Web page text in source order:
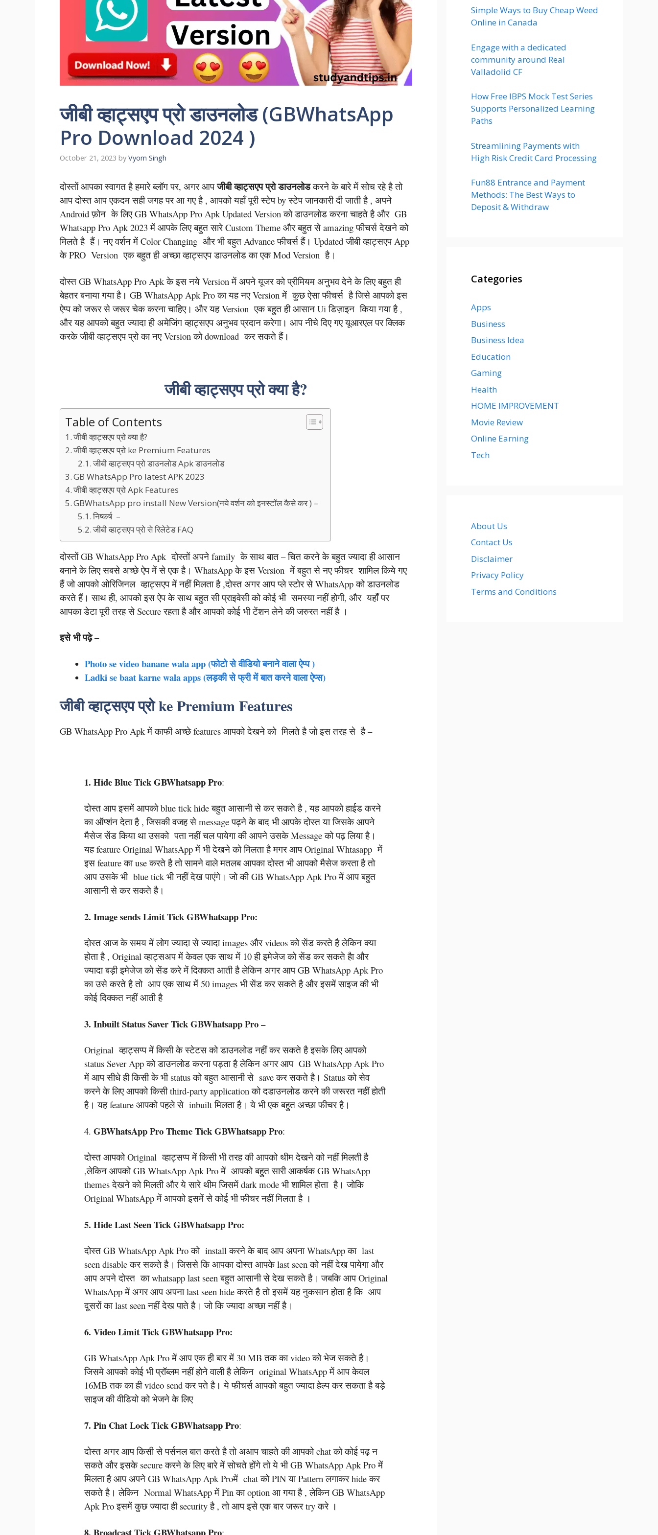
जीबी व्हाट्सएप प्रो डाउनलोड (GBWhatsApp
Pro Download 2024 )
October 21, 2023 by Vyom Singh
दोस्तों आपका स्वागत है हमारे ब्लॉग पर, अगर आपजीबी व्हाट्सएप प्रो डाउनलोडकरने के बारे में सोच रहे है तो
आप दोस्त आप एकदम सही जगह पर आ गए है , आपको यहाँ पूरी स्टेप by स्टेप जानकारी दी जाती है , अपने
Android फ़ोन के लिए GB WhatsApp Pro Apk Updated Version को डाउनलोड करना चाहते है और GB
Whatsapp Pro Apk 2023 में आपके लिए बहुत सारे Custom Theme और बहुत से amazing फीचर्स देखने को
मिलते है हैं। नए वर्शन में Color Changing और भी बहुत Advance फीचर्स हैं। Updated जीबी व्हाट्सएप App
के PRO Version एक बहुत ही अच्छा व्हाट्सएप डाउनलोड का एक Mod Version है।
दोस्त GB WhatsApp Pro Apk के इस नये Version में अपने यूजर को प्रीमियम अनुभव देने के लिए बहुत ही
बेहतर बनाया गया है। GB WhatsApp Apk Pro का यह नए Version में कुछ ऐसा फीचर्स है जिसे आपको इस
ऐप्प को जरूर से जरूर चेक करना चाहिए। और यह Version एक बहुत ही आसान Ui डिज़ाइन किया गया है ,
और यह आपको बहुत ज्यादा ही अमेजिंग व्हाट्सएप अनुभव प्रदान करेगा। आप नीचे दिए गए यूआरएल पर क्लिक
करके जीबी व्हाट्सएप प्रो का नए Version को download कर सकते हैं।
जीबी व्हाट्सएप प्रो क्या है?
Table of Contents
जीबी व्हाट्सएप प्रो क्या है?
जीबी व्हाट्सएप प्रो ke Premium Features
जीबी व्हाट्सएप प्रो डाउनलोड Apk डाउनलोड
GB WhatsApp Pro latest APK 2023
जीबी व्हाट्सएप प्रो Apk Features
GBWhatsApp pro install New Version(नये वर्शन को इनस्टॉल कैसे कर ) –
निष्कर्ष –
जीबी व्हाट्सएप प्रो से रिलेटेड FAQ
दोस्तों GB WhatsApp Pro Apk दोस्तों अपने family के साथ बात – चित करने के बहुत ज्यादा ही आसान
बनाने के लिए सबसे अच्छे ऐप में से एक है। WhatsApp के इस Version में बहुत से नए फीचर शामिल किये गए
हैं जो आपको ओरिजिनल व्हाट्सएप में नहीं मिलता है ,दोस्त अगर आप प्ले स्टोर से WhatsApp को डाउनलोड
करते हैं। साथ ही, आपको इस ऐप के साथ बहुत सी प्राइवेसी को कोई भी समस्या नहीं होगी, और यहाँ पर
आपका डेटा पूरी तरह से Secure रहता है और आपको कोई भी टेंशन लेने की जरुरत नहीं है ।
इसे भी पढ़े –
Photo se video banane wala app (फोटो से वीडियो बनाने वाला ऐप्प )
Ladki se baat karne wala apps (लड़की से फ्री में बात करने वाला ऐप्स)
जीबी व्हाट्सएप प्रो ke Premium Features
GB WhatsApp Pro Apk में काफी अच्छे features आपको देखने को मिलते है जो इस तरह से है –
1. Hide Blue Tick GBWhatsapp Pro:
दोस्त आप इसमें आपको blue tick hide बहुत आसानी से कर सकते है , यह आपको हाईड करने
का ऑप्शंन देता है , जिसकी वजह से message पढ़ने के बाद भी आपके दोस्त या जिसके आपने
मैसेज सेंड किया था उसको पता नहीं चल पायेगा की आपने उसके Message को पढ़ लिया है।
यह feature Original WhatsApp में भी देखने को मिलता है मगर आप Original Whtasapp में
इस feature का use करते है तो सामने वाले मतलब आपका दोस्त भी आपको मैसेज करता है तो
आप उसके भी blue tick भी नहीं देख पाएंगे। जो की GB WhatsApp Apk Pro में आप बहुत
आसानी से कर सकते है।
2. Image sends Limit Tick GBWhatsapp Pro:
दोस्त आज के समय में लोग ज्यादा से ज्यादा images और videos को सेंड करते है लेकिन क्या
होता है , Original व्हाट्सअप में केवल एक साथ में 10 ही इमेजेज को सेंड कर सकते हैा और
ज्यादा बड़ी इमेजेज को सेंड करे में दिक्कत आती है लेकिन अगर आप GB WhatsApp Apk Pro
का उसे करते है तो आप एक साथ में 50 images भी सेंड कर सकते है और इसमें साइज की भी
कोई दिक्कत नहीं आती है
3. Inbuilt Status Saver Tick GBWhatsapp Pro –
Original व्हाट्सप्प में किसी के स्टेटस को डाउनलोड नहीं कर सकते है इसके लिए आपको
status Sever App को डाउनलोड करना पड़ता है लेकिन अगर आप GB WhatsApp Apk Pro
में आप सीधे ही किसी के भी status को बहुत आसानी से save कर सकते है। Status को सेव
करने के लिए आपको किसी third-party application को दडाउनलोड करने की जरूरत नहीं होती
है। यह feature आपको पहले से inbuilt मिलता है। ये भी एक बहुत अच्छा फीचर है।
4. GBWhatsApp Pro Theme Tick GBWhatsapp Pro:
दोस्त आपको Original व्हाट्सप्प में किसी भी तरह की आपको थीम देखने को नहीं मिलती है
,लेकिन आपको GB WhatsApp Apk Pro में आपको बहुत सारी आकर्षक GB WhatsApp
themes देखने को मिलती और ये सारे थीम जिसमें dark mode भी शामिल होता है। जोकि
Original WhatsApp में आपको इसमें से कोई भी फीचर नहीं मिलता है ।
5. Hide Last Seen Tick GBWhatsapp Pro:
दोस्त GB WhatsApp Apk Pro को install करने के बाद आप अपना WhatsApp का last
seen disable कर सकते है। जिससे कि आपका दोस्त आपके last seen को नहीं देख पायेगा और
आप अपने दोस्त का whatsapp last seen बहुत आसानी से देख सकते है। जबकि आप Original
WhatsApp में अगर आप अपना last seen hide करते है तो इसमें यह नुकसान होता है कि आप
दूसरों का last seen नहीं देख पाते है। जो कि ज्यादा अच्छा नहीं है।
6. Video Limit Tick GBWhatsapp Pro:
GB WhatsApp Apk Pro में आप एक ही बार में 30 MB तक का video को भेज सकते है।
जिसमे आपको कोई भी प्रॉब्लम नहीं होने वाली है लेकिन original WhatsApp में आप केवल
16MB तक का ही video send कर पते है। ये फीचर्स आपको बहुत ज्यादा हेल्प कर सकता है बड़े
साइज की वीडियो को भेजने के लिए
7. Pin Chat Lock Tick GBWhatsapp Pro:
दोस्त अगर आप किसी से पर्सनल बात करते है तो अआप चाहते की आपको chat को कोई पढ़ न
सकते और इसके secure करने के लिए बारे में सोचते होंगे तो ये भी GB WhatsApp Apk Pro में
मिलता है आप अपने GB WhatsApp Apk Proमें chat को PIN या Pattern लगाकर hide कर
सकते है। लेकिन Normal WhatsApp में Pin का option आ गया है , लेकिन GB WhatsApp
Apk Pro इसमें कुछ ज्यादा ही security है , तो आप इसे एक बार जरूर try करे ।
8. Broadcast Tick GBWhatsapp Pro:
Simple Ways to Buy Cheap Weed
Online in Canada
Engage with a dedicated
community around Real
Valladolid CF
How Free IBPS Mock Test Series
Supports Personalized Learning
Paths
Streamlining Payments with
High Risk Credit Card Processing
Fun88 Entrance and Payment
Methods: The Best Ways to
Deposit & Withdraw
Categories
Apps
Business
Business Idea
Education
Gaming
Health
HOME IMPROVEMENT
Movie Review
Online Earning
Tech
About Us
Contact Us
Disclaimer
Privacy Policy
Terms and Conditions